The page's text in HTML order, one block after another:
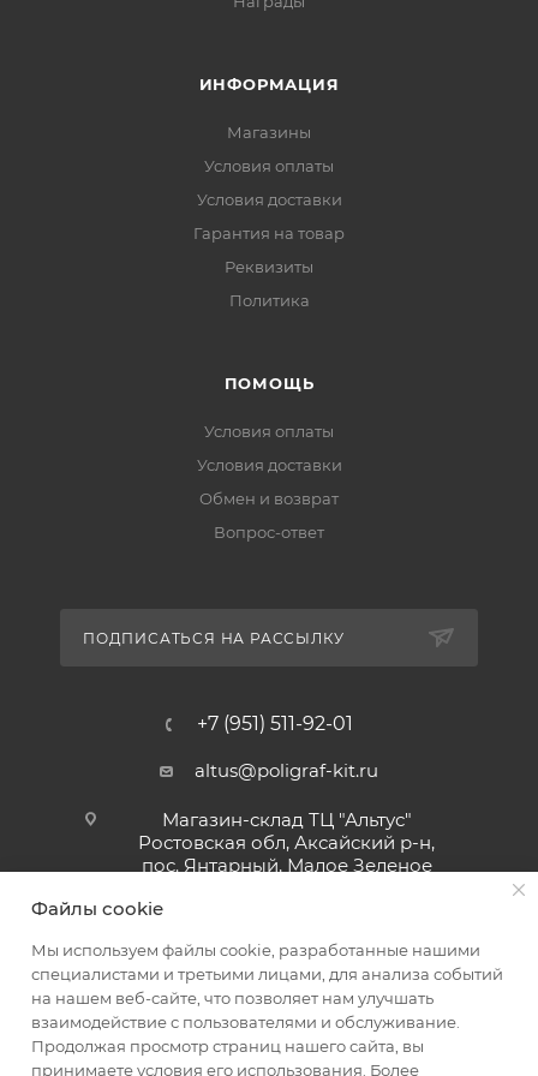
ИНФОРМАЦИЯ
Магазины
Условия оплаты
Условия доставки
Гарантия на товар
Реквизиты
Политика
ПОМОЩЬ
Условия оплаты
Условия доставки
Обмен и возврат
Вопрос-ответ
ПОДПИСАТЬСЯ НА РАССЫЛКУ
+7 (951) 511-92-01
altus@poligraf-kit.ru
Магазин-склад ТЦ "Альтус"
Ростовская обл, Аксайский р-н,
пос. Янтарный, Малое Зеленое
Файлы cookie
Мы используем файлы cookie, разработанные нашими
специалистами и третьими лицами, для анализа событий
на нашем веб-сайте, что позволяет нам улучшать
взаимодействие с пользователями и обслуживание.
Продолжая просмотр страниц нашего сайта, вы
принимаете условия его использования. Более